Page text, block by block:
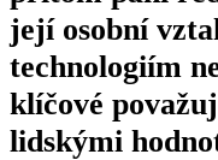
její osobní
technologiím
klíčové
lidskými